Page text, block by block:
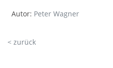
Autor: Peter Wagner
< zurück